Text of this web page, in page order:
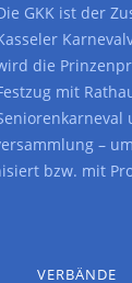
GKK ist der
die
mit
–
bzw. mit
VERBÄNDE